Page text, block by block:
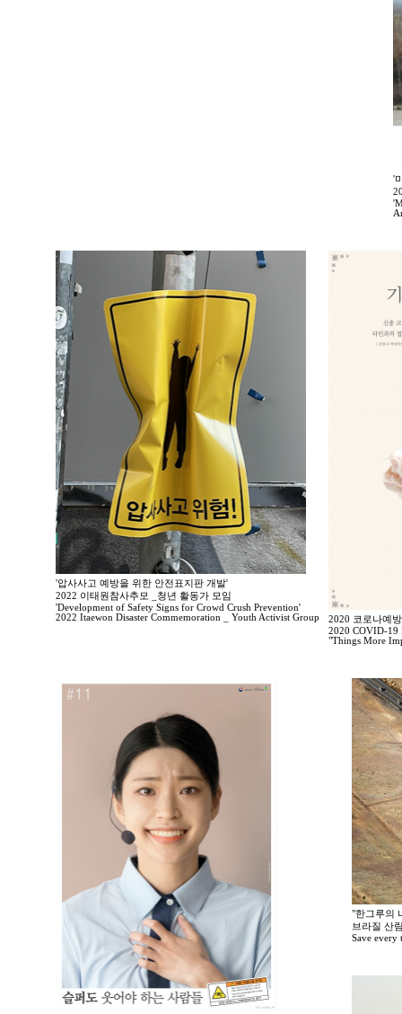
'
'압사사고 예방을 위한 안전표지판 개발'
2022 이태원참사추모 _청년 활동가 모임
'Development of Safety Signs for Crowd Crush Prevention'
2022 Itaewon Disaster Commemoration _ Youth Activist Group
2020 코로나예
2020 COVID-19
"Things More
"한그루의
브라질 산
Save every